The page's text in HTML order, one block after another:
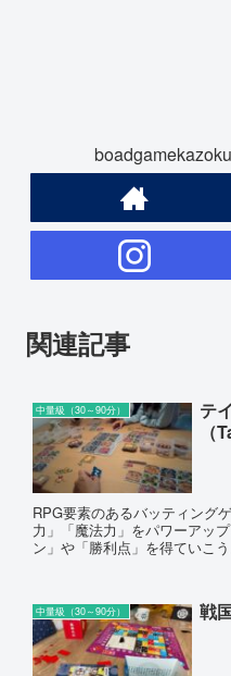
関連記事
中量級（30～90分）
テ
（
RPG要素のあるバッティング
力」「魔法力」をパワーアッ
ン」や「勝利点」を得ていこう
中量級（30～90分） 戦